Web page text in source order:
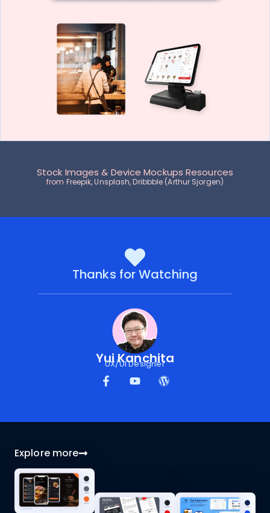
Stock Images & Device Mockups Resources
from Freepik,Unsplash,Dribbble (Arthur Sjorgen)
Thanks for Watching
Yui Kanchita
UX/UI Designer
Explore more